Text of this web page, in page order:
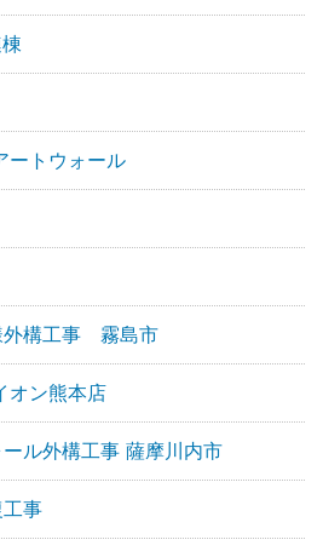
ートウォール
外構工事 霧島市
オン熊本店
ル外構工事 薩摩川内市
事